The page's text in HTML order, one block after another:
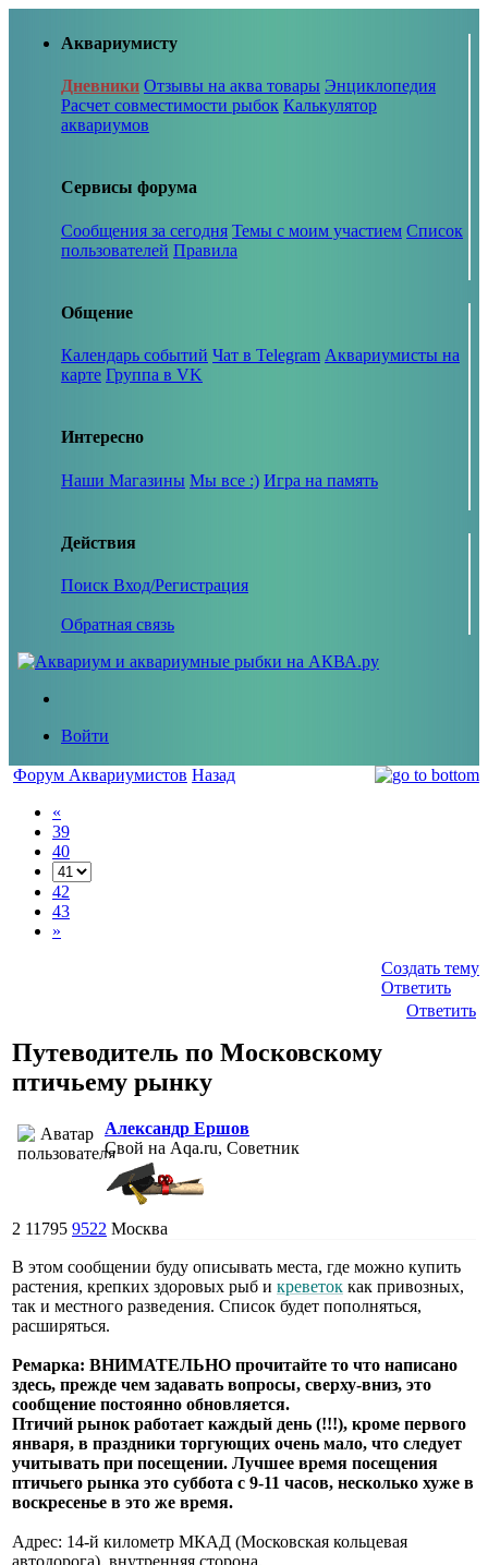
Аквариумисту
Дневники Отзывы на аква товары Энциклопедия
Расчет совместимости рыбок Калькулятор
аквариумов
Сервисы форума
Сообщения за сегодня Темы с моим участием Список
пользователей Правила
Общение
Календарь событий Чат в Telegram Аквариумисты на
карте Группа в VK
Интересно
Наши Магазины Мы все :) Игра на память
Действия
Поиск Вход/Регистрация
Обратная связь
Войти
Форум Аквариумистов Назад
«
39
40
42
43
»
Создать тему
Ответить
Ответить
Путеводитель по Московскому
птичьему рынку
Александр Ершов
Свой на Aqa.ru, Советник
2 11795 9522 Москва
В этом сообщении буду описывать места, где можно купить
растения, крепких здоровых рыб и креветок как привозных,
так и местного разведения. Список будет пополняться,
расширяться.
Ремарка: ВНИМАТЕЛЬНО прочитайте то что написано
здесь, прежде чем задавать вопросы, сверху-вниз, это
сообщение постоянно обновляется.
Птичий рынок работает каждый день (!!!), кроме первого
января, в праздники торгующих очень мало, что следует
учитывать при посещении. Лучшее время посещения
птичьего рынка это суббота с 9-11 часов, несколько хуже в
воскресенье в это же время.
Адрес: 14-й километр МКАД (Московская кольцевая
автодорога), внутренняя сторона.